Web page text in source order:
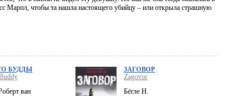
Марпл, чтобы та нашла настоящего убийцу – или открыла страшную
БУДДЫ
ван
ЗАГОВОР
Zagovor
Бёгле Н.